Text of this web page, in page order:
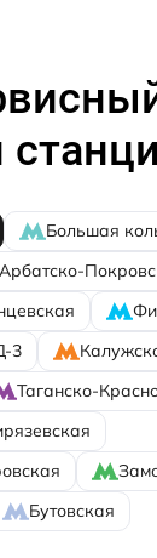
Большая
Арбатско-
3
Таганско-
Бутовская